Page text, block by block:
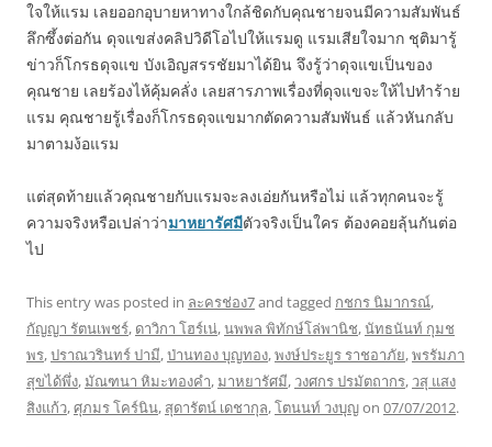
ใจให้แรม เลยออกอุบายหาทางใกล้ชิดกับคุณชายจนมีความสัมพันธ์
ลึกซึ้งต่อกัน ดุจแขส่งคลิปวิดีโอไปให้แรมดู แรมเสียใจมาก ชุติมารู้
ข่าวก็โกรธดุจแข บังเอิญสรรชัยมาได้ยิน จึงรู้ว่าดุจแขเป็นของ
คุณชาย เลยร้องไห้คุ้มคลั่ง เลยสารภาพเรื่องที่ดุจแขจะให้ไปทำร้าย
แรม คุณชายรู้เรื่องก็โกรธดุจแขมากตัดความสัมพันธ์ แล้วหันกลับ
มาตามง้อแรม
แต่สุดท้ายแล้วคุณชายกับแรมจะลงเอ่ยกันหรือไม่ แล้วทุกคนจะรู้
ความจริงหรือเปล่าว่ามาหยารัศมีตัวจริงเป็นใคร ต้องคอยลุ้นกันต่อ
ไป
This entry was posted in ละครช่อง7and tagged กชกร นิมากรณ์,
กัญญา รัตนเพชร์, ดาวิกา โฮร์เน่,นพพล พิทักษ์โล่พานิช,นัทธนันท์ กุมช
พร,ปราณวรินทร์ ปามี,ป่านทอง บุญทอง,พงษ์ประยูร ราชอาภัย,พรรัมภา
สุขได้พึ่ง,มัณฑนา หิมะทองคำ,มาหยารัศมี, วงศกร ปรมัตถากร, วสุ แสง
สิงแก้ว,ศุภมร โคร์นิน, สุดารัตน์ เดชากุล,โตนนท์ วงบุญon 07/07/2012.